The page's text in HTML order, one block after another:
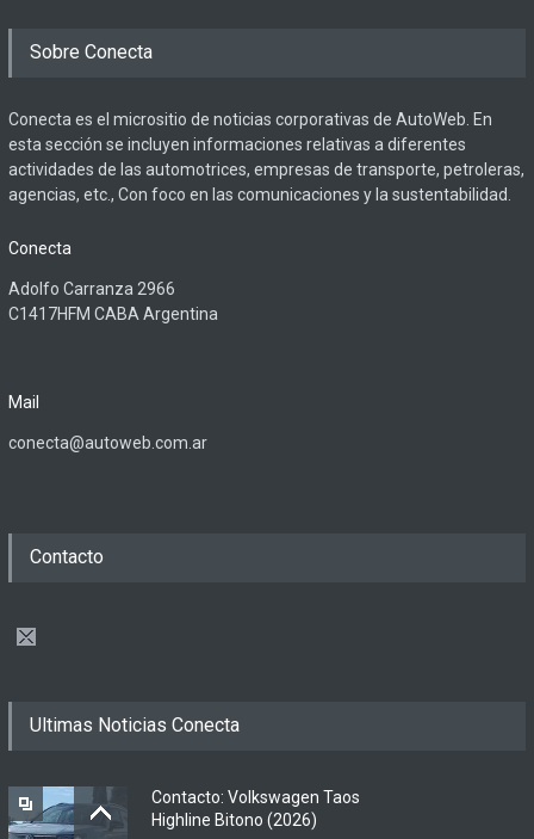
Sobre Conecta
Conecta es el micrositio de noticias corporativas de AutoWeb. En
esta sección se incluyen informaciones relativas a diferentes
actividades de las automotrices, empresas de transporte, petroleras,
agencias, etc., Con foco en las comunicaciones y la sustentabilidad.
Conecta
Adolfo Carranza 2966
C1417HFM CABA Argentina
Mail
conecta@autoweb.com.ar
Contacto
Ultimas Noticias Conecta
Contacto: Volkswagen Taos
Highline Bitono (2026)